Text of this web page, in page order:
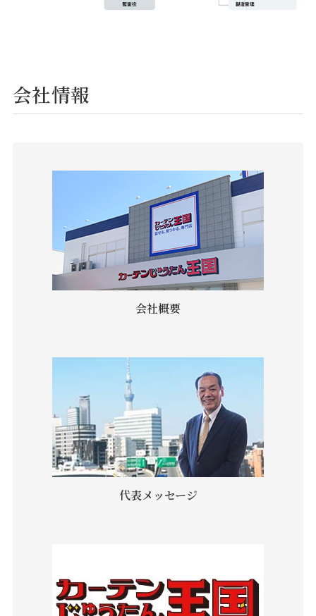
会社情報
会社概要
代表メッセージ